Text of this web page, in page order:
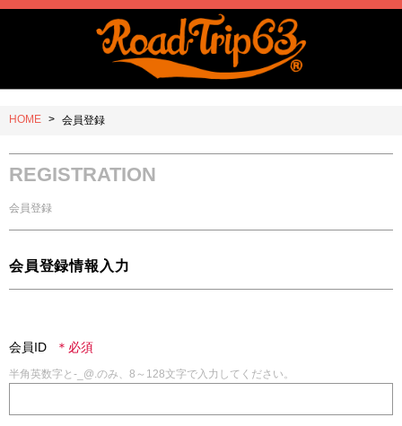
HOME 会員登録
REGISTRATION
会員登録
会員登録情報入力
会員ID
半角英数字と-_@.のみ、8～128文字で入力してください。